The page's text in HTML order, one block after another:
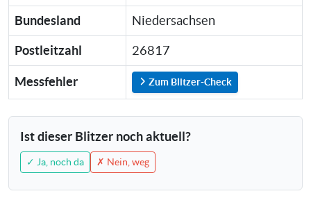
Bundesland Niedersachsen
Postleitzahl 26817
Messfehler Zum Blitzer-Check
Ist dieser Blitzer noch aktuell?
✓ Ja, noch da ✗ Nein, weg